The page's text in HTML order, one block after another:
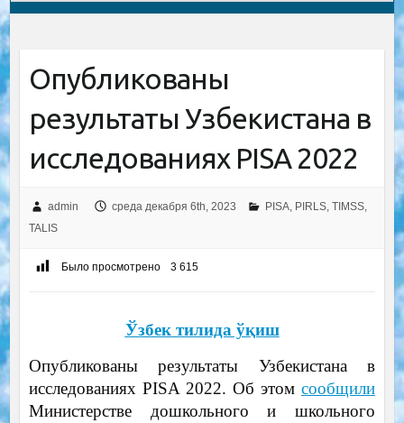
Опубликованы
результаты Узбекистана в
исследованиях PISA 2022
admin среда декабря 6th, 2023
PISA, PIRLS, TIMSS,
TALIS
Было просмотрено 3 615
Ўзбек тилида ўқиш
Опубликованы результаты Узбекистана в
исследованиях PISA 2022. Об этомсообщили
Министерстве дошкольного и школьного